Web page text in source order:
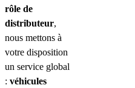
rôle de
distributeur,
nous mettons à
votre disposition
un service global
: véhicules